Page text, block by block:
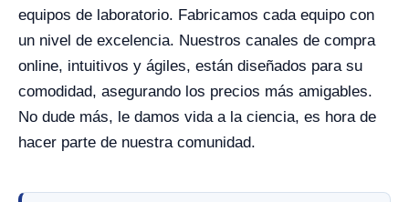
equipos de laboratorio. Fabricamos cada equipo con
un nivel de excelencia. Nuestros canales de compra
online, intuitivos y ágiles, están diseñados para su
comodidad, asegurando los precios más amigables.
No dude más, le damos vida a la ciencia, es hora de
hacer parte de nuestra comunidad.